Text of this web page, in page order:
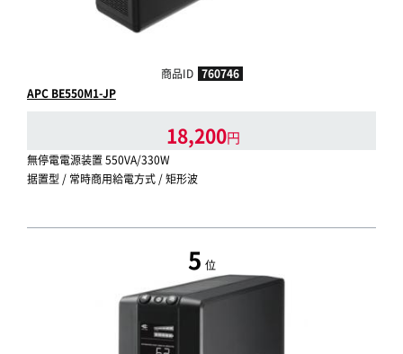
商品ID 760746
APC BE550M1-JP
18,200円
無停電電源装置 550VA/330W
据置型 / 常時商用給電方式 / 矩形波
5 位